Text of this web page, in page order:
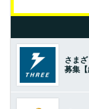
さま
募集【